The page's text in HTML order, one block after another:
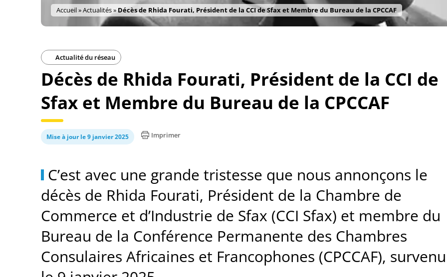
Accueil»Actualités» Décès de Rhida Fourati, Président de la CCI de Sfax et Membre du Bureau de la CPCCAF
Actualité du réseau
Décès de Rhida Fourati, Président de la CCI de
Sfax et Membre du Bureau de la CPCCAF
Mise à jour le 9 janvier 2025 Imprimer
C’est avec une grande tristesse que nous annonçons le
décès de Rhida Fourati, Président de la Chambre de
Commerce et d’Industrie de Sfax (CCI Sfax) et membre du
Bureau de la Conférence Permanente des Chambres
Consulaires Africaines et Francophones (CPCCAF), survenu